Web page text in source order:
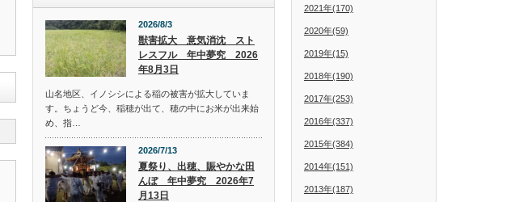
2026/8/3
獣害拡大 意気消沈 スト
レスフル 年中夢究 2026
年8月3日
山名地区、イノシシによる稲の被害が拡大していま
す。ちょうど今、稲穂が出て、穂の中にお米が出来始
め、指…
2026/7/13
夏祭り、出穂、賑やかな田
んぼ 年中夢究 2026年7
月13日
2021年(170)
2020年(59)
2019年(15)
2018年(190)
2017年(253)
2016年(337)
2015年(384)
2014年(151)
2013年(187)